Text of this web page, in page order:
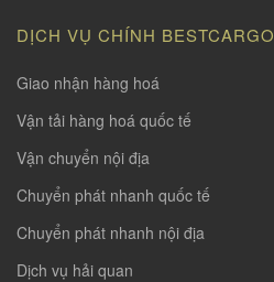
DỊCH VỤ CHÍNH BESTCARGO
Giao nhận hàng hoá
Vận tải hàng hoá quốc tế
Vận chuyển nội địa
Chuyển phát nhanh quốc tế
Chuyển phát nhanh nội địa
Dịch vụ hải quan